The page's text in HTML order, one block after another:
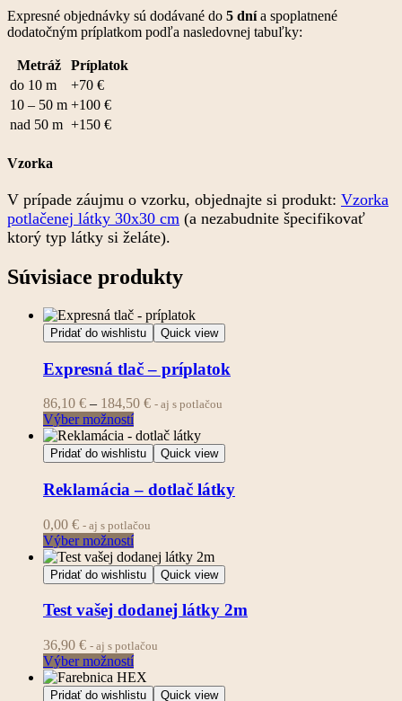
Expresné objednávky sú dodávané do 5 dnía spoplatnené
dodatočným príplatkom podľa nasledovnej tabuľky:
Metráž
Príplatok
do 10 m
+70 €
10 – 50 m +100 €
nad 50 m +150 €
Vzorka
V prípade záujmu o vzorku, objednajte si produkt: Vzorka
potlačenej látky 30x30 cm (a nezabudnite špecifikovať
ktorý typ látky si želáte).
Súvisiace produkty
Pridať do wishlistu Quick view
Expresná tlač – príplatok
86,10 € – 184,50 €Price
86,10 €
through
184,50 €
- aj s potlačou
Výber možnostíTento
produkt
má
viacero
variantov.
Možnosti
môžete
vybrať
na
stránke
Pridať do wishlistu Quick view
Reklamácia – dotlač látky
0,00 € - aj s potlačou
Výber možností
Pridať do wishlistu Quick view
Test vašej dodanej látky 2m
36,90 € - aj s potlačou
Výber možností
Pridať do wishlistu Quick view